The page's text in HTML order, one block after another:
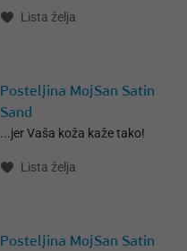
Lista želja
Posteljina MojSan Satin
Sand
...jer Vaša koža kaže tako!
Lista želja
Posteljina MojSan Satin